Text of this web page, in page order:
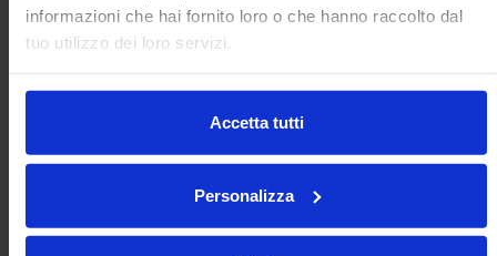
informazioni che hai fornito loro o che hanno raccolto dal
tuo utilizzo dei loro servizi.
Accetta tutti
Personalizza
Retrazione
Inserire la graffa nel foro di montaggio.
Spingere la sfera portante nella graffa.